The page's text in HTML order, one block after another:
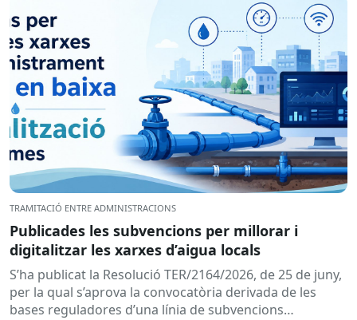
TRAMITACIÓ ENTRE ADMINISTRACIONS
Publicades les subvencions per millorar i
digitalitzar les xarxes d’aigua locals
S’ha publicat la Resolució TER/2164/2026, de 25 de juny,
per la qual s’aprova la convocatòria derivada de les
bases reguladores d’una línia de subvencions